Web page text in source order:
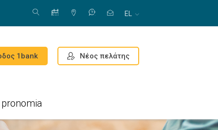
EL
1bank Νέος πελάτης
pronomia